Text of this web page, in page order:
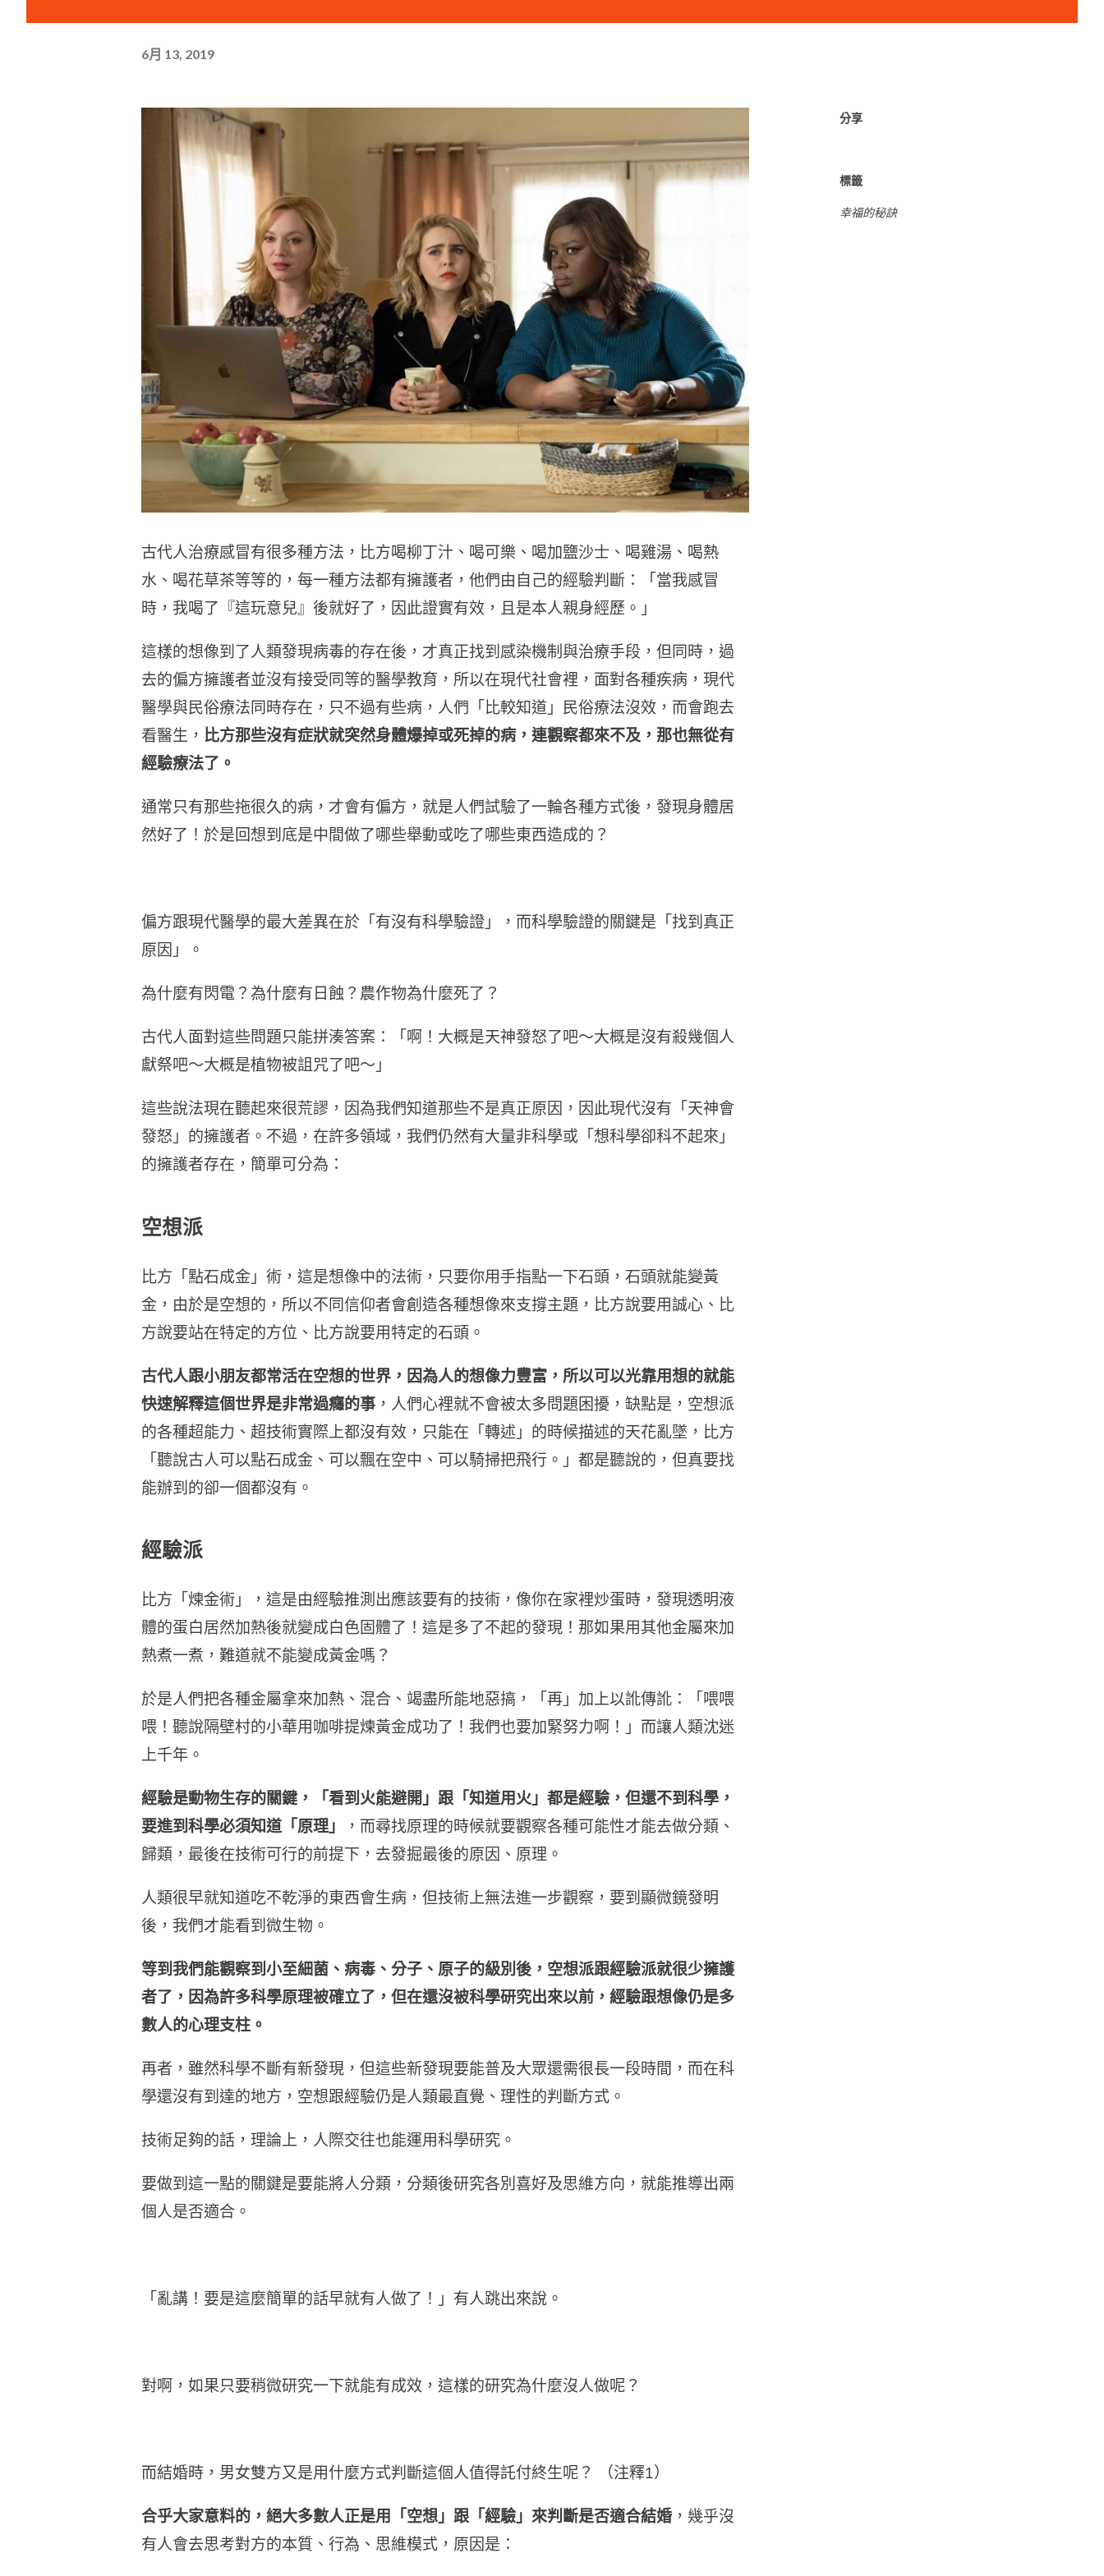
6月 13, 2019
古代人治療感冒有很多種方法，比方喝柳丁汁、喝可樂、喝加鹽沙士、喝雞湯、喝熱
水、喝花草茶等等的，每一種方法都有擁護者，他們由自己的經驗判斷：「當我感冒
時，我喝了『這玩意兒』後就好了，因此證實有效，且是本人親身經歷。」
這樣的想像到了人類發現病毒的存在後，才真正找到感染機制與治療手段，但同時，過
去的偏方擁護者並沒有接受同等的醫學教育，所以在現代社會裡，面對各種疾病，現代
醫學與民俗療法同時存在，只不過有些病，人們「比較知道」民俗療法沒效，而會跑去
看醫生， 比方那些沒有症狀就突然身體爆掉或死掉的病，連觀察都來不及，那也無從有
經驗療法了。
通常只有那些拖很久的病，才會有偏方，就是人們試驗了一輪各種方式後，發現身體居
然好了！於是回想到底是中間做了哪些舉動或吃了哪些東西造成的？
偏方跟現代醫學的最大差異在於「有沒有科學驗證」，而科學驗證的關鍵是「找到真正
原因」。
為什麼有閃電？為什麼有日蝕？農作物為什麼死了？
古代人面對這些問題只能拼湊答案：「啊！大概是天神發怒了吧～大概是沒有殺幾個人
獻祭吧～大概是植物被詛咒了吧～」
這些說法現在聽起來很荒謬，因為我們知道那些不是真正原因，因此現代沒有「天神會
發怒」的擁護者。不過，在許多領域，我們仍然有大量非科學或「想科學卻科不起來」
的擁護者存在，簡單可分為：
空想派
比方「點石成金」術，這是想像中的法術，只要你用手指點一下石頭，石頭就能變黃
金，由於是空想的，所以不同信仰者會創造各種想像來支撐主題，比方說要用誠心、比
方說要站在特定的方位、比方說要用特定的石頭。
古代人跟小朋友都常活在空想的世界，因為人的想像力豐富，所以可以光靠用想的就能
快速解釋這個世界是非常過癮的事 ，人們心裡就不會被太多問題困擾，缺點是，空想派
的各種超能力、超技術實際上都沒有效，只能在「轉述」的時候描述的天花亂墜，比方
「聽說古人可以點石成金、可以飄在空中、可以騎掃把飛行。」都是聽說的，但真要找
能辦到的卻一個都沒有。
經驗派
比方「煉金術」，這是由經驗推測出應該要有的技術，像你在家裡炒蛋時，發現透明液
體的蛋白居然加熱後就變成白色固體了！這是多了不起的發現！那如果用其他金屬來加
熱煮一煮，難道就不能變成黃金嗎？
於是人們把各種金屬拿來加熱、混合、竭盡所能地惡搞，「再」加上以訛傳訛：「喂喂
喂！聽說隔壁村的小華用咖啡提煉黃金成功了！我們也要加緊努力啊！」而讓人類沈迷
上千年。
經驗是動物生存的關鍵，「看到火能避開」跟「知道用火」都是經驗，但還不到科學，
要進到科學必須知道「原理」
，而尋找原理的時候就要觀察各種可能性才能去做分類、
歸類，最後在技術可行的前提下，去發掘最後的原因、原理。
人類很早就知道吃不乾淨的東西會生病，但技術上無法進一步觀察，要到顯微鏡發明
後，我們才能看到微生物。
等到我們能觀察到小至細菌、病毒、分子、原子的級別後，空想派跟經驗派就很少擁護
者了，因為許多科學原理被確立了，但在還沒被科學研究出來以前，經驗跟想像仍是多
數人的心理支柱。
再者，雖然科學不斷有新發現，但這些新發現要能普及大眾還需很長一段時間，而在科
學還沒有到達的地方，空想跟經驗仍是人類最直覺、理性的判斷方式。
技術足夠的話，理論上，人際交往也能運用科學研究。
要做到這一點的關鍵是要能將人分類，分類後研究各別喜好及思維方向，就能推導出兩
個人是否適合。
「亂講！要是這麼簡單的話早就有人做了！」有人跳出來說。
對啊，如果只要稍微研究一下就能有成效，這樣的研究為什麼沒人做呢？
而結婚時，男女雙方又是用什麼方式判斷這個人值得託付終生呢？ （注釋1）
合乎大家意料的，絕大多數人正是用「空想」跟「經驗」來判斷是否適合結婚 ，幾乎沒
有人會去思考對方的本質、行為、思維模式，原因是：
分享
標籤
幸福的秘訣